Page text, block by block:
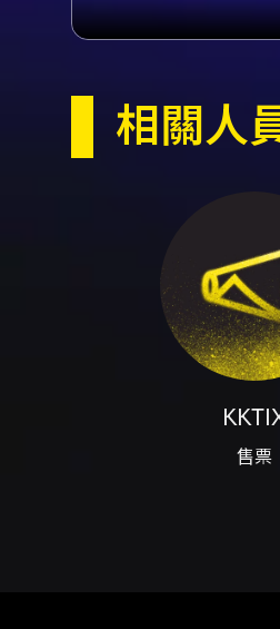
須
卡 -
理
- 若
內
定
／
璃
善
造
議
法
相關人
售票